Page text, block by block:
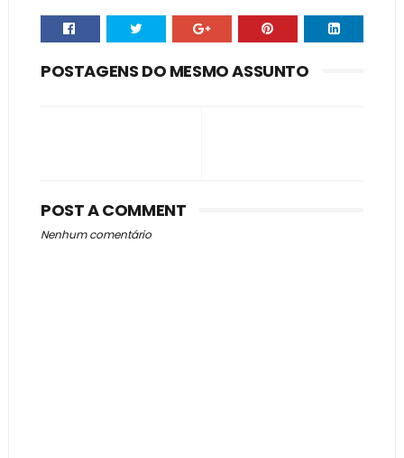
POSTAGENS DO MESMO ASSUNTO
POST A COMMENT
Nenhum comentário